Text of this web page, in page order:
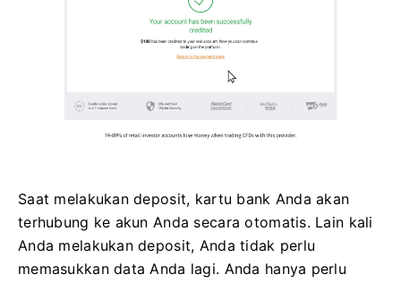
Saat melakukan deposit, kartu bank Anda akan
terhubung ke akun Anda secara otomatis. Lain kali
Anda melakukan deposit, Anda tidak perlu
memasukkan data Anda lagi. Anda hanya perlu